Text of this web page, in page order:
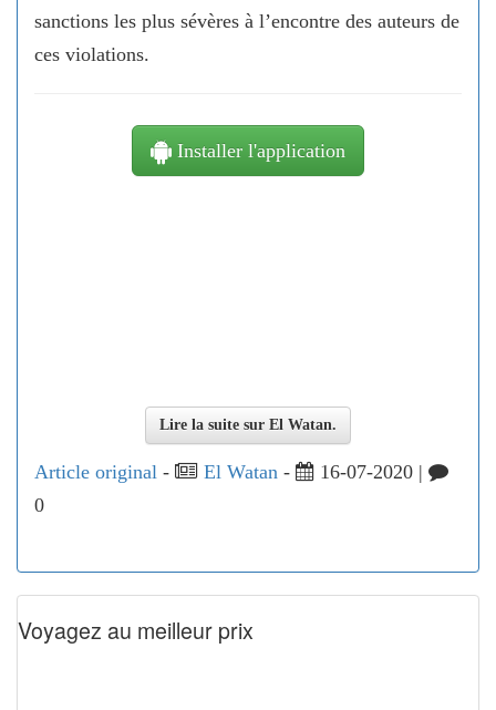
sanctions les plus sévères à l’encontre des auteurs de
ces violations.
Installer l'application
Lire la suite sur El Watan.
Article original - El Watan -
16-07-2020 |
0
Voyagez au meilleur prix